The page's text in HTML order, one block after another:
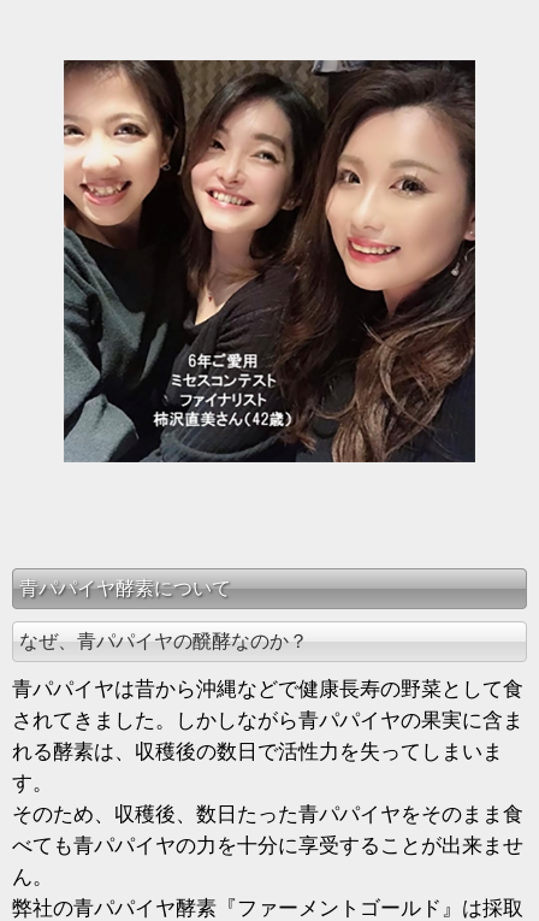
青パパイヤ酵素について
なぜ、青パパイヤの醗酵なのか？
青パパイヤは昔から沖縄などで健康長寿の野菜として食
されてきました。しかしながら青パパイヤの果実に含ま
れる酵素は、収穫後の数日で活性力を失ってしまいま
す。
そのため、収穫後、数日たった青パパイヤをそのまま食
べても青パパイヤの力を十分に享受することが出来ませ
ん。
弊社の青パパイヤ酵素『ファーメントゴールド』は採取